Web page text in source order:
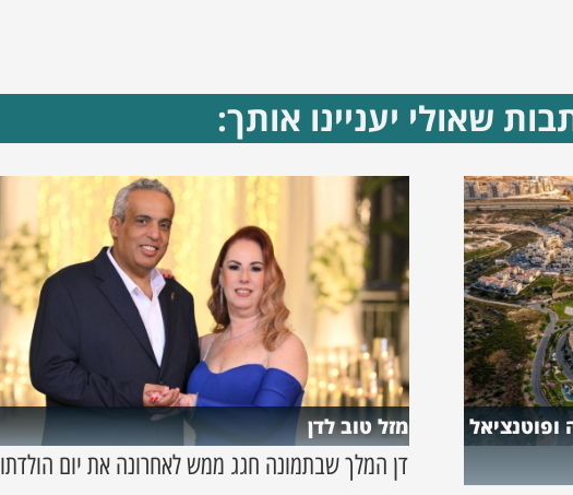
שאולי יעניינו אותך:
מזל טוב לדן
דן המלך שבתמונה חגג ממש לאחרונה את יום הולדתו